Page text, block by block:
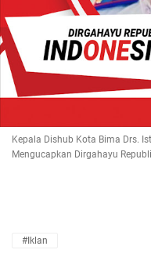
Kepala Dishub Kota Bima Drs.
Mengucapkan Dirgahayu
#Iklan